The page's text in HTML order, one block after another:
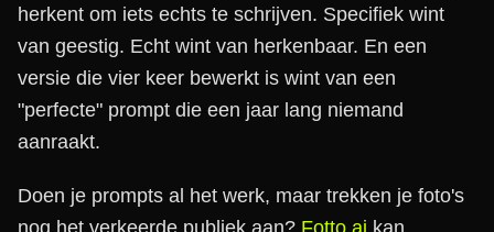
herkent om iets echts te schrijven. Specifiek wint
van geestig. Echt wint van herkenbaar. En een
versie die vier keer bewerkt is wint van een
"perfecte" prompt die een jaar lang niemand
aanraakt.
Doen je prompts al het werk, maar trekken je foto's
nog het verkeerde publiek aan? Fotto.ai kan